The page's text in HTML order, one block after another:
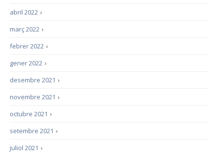
›
abril 2022
›
març 2022
›
febrer 2022
›
gener 2022
›
desembre 2021
›
novembre 2021
›
octubre 2021
›
setembre 2021
›
juliol 2021